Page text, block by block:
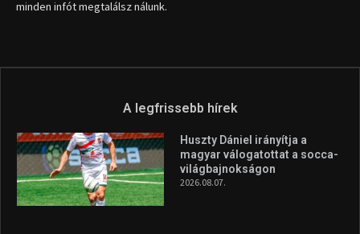
minden infót megtalálsz nálunk.
A legfrissebb hírek
Huszty Dániel irányítja a
magyar válogatottat a socca-
világbajnokságon
2026.08.07.